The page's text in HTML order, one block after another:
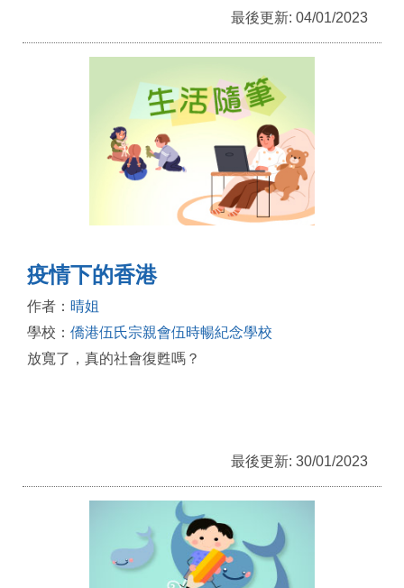
最後更新: 04/01/2023
疫情下的香港
作者： 晴姐
學校： 僑港伍氏宗親會伍時暢紀念學校
放寬了，真的社會復甦嗎？
最後更新: 30/01/2023